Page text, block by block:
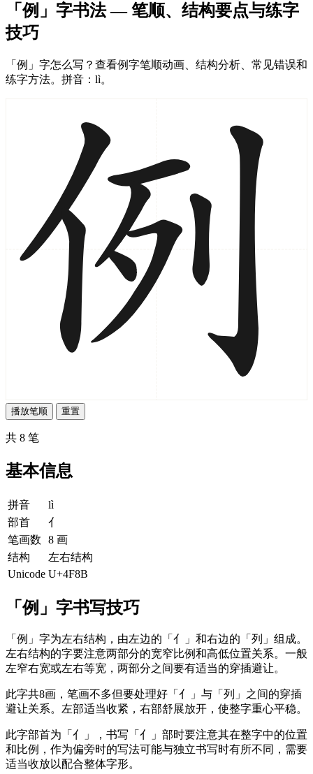
「例」字书法 — 笔顺、结构要点与练字
技巧
「例」字怎么写？查看例字笔顺动画、结构分析、常见错误和
练字方法。拼音：lì。
播放笔顺 重置
共 8 笔
基本信息
拼音
lì
部首
亻
笔画数
8 画
结构
左右结构
Unicode U+4F8B
「例」字书写技巧
「例」字为左右结构，由左边的「亻」和右边的「列」组成。
左右结构的字要注意两部分的宽窄比例和高低位置关系。一般
左窄右宽或左右等宽，两部分之间要有适当的穿插避让。
此字共8画，笔画不多但要处理好「亻」与「列」之间的穿插
避让关系。左部适当收紧，右部舒展放开，使整字重心平稳。
此字部首为「亻」，书写「亻」部时要注意其在整字中的位置
和比例，作为偏旁时的写法可能与独立书写时有所不同，需要
适当收放以配合整体字形。